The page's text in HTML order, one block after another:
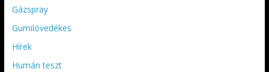
Gázspray
Gumilövedékes
Hírek
Humán teszt